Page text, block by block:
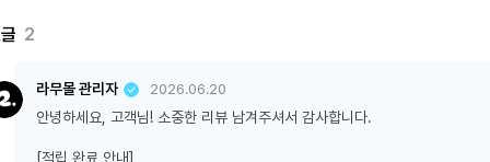
2
라무몰 관리자 2026.06.20
안녕하세요, 고객님! 소중한 리뷰 남겨주셔서 감사합니다.
[적립 완료 안내]